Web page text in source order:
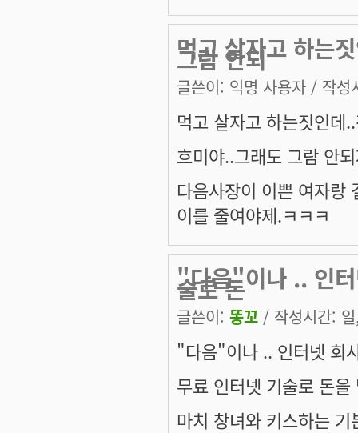
먹고 살자고 하는
그람 안되
글쓴이: 익명 사용자 / 작성
먹고 살자고 하는짓인데
흐미야..그래도 그람 안
다음사장이 이쁜 여자랑
이를 줄여야제.ㅋㅋㅋ
"다음"이나 .. 인터
술로 돈
글쓴이: 똥꼬 / 작성시간:
"다음"이나 .. 인터넷 회
무료 인터넷 기술로 돈
마치 창녀와 키스하는